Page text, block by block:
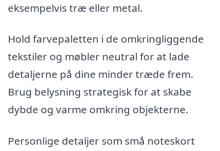
eksempelvis træ eller metal.
Hold farvepaletten i de omkringliggende
tekstiler og møbler neutral for at lade
detaljerne på dine minder træde frem.
Brug belysning strategisk for at skabe
dybde og varme omkring objekterne.
Personlige detaljer som små noteskort